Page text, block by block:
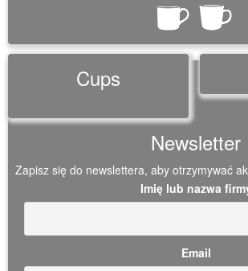
Cups
Newsletter
Zapisz się do newslettera, aby otrzymywać
Imię lub nazwa
Email